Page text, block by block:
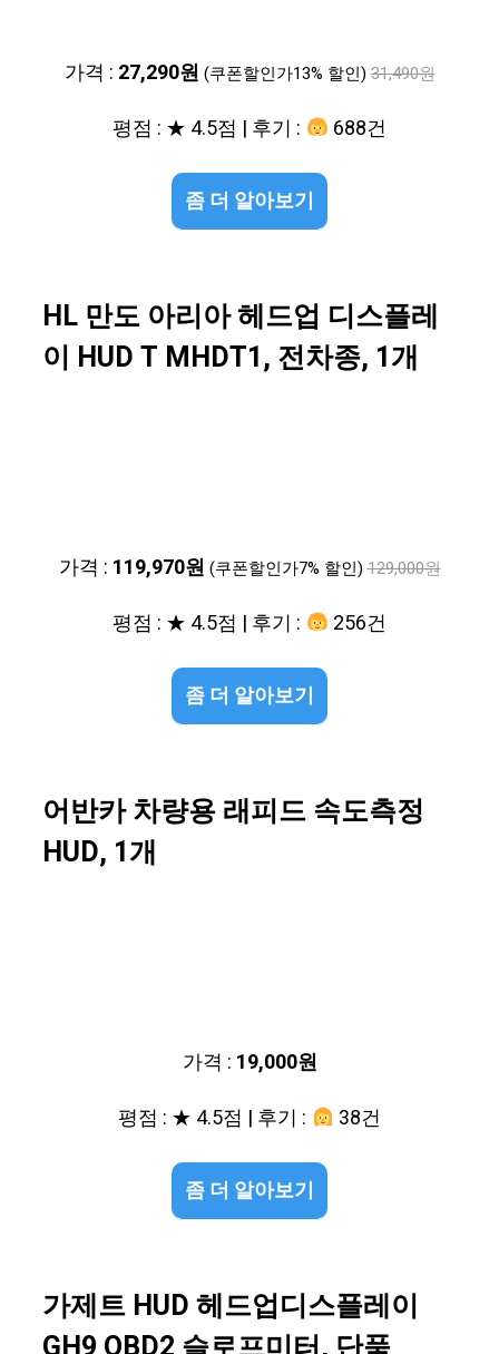
가격 : 27,290원 (쿠폰할인가13% 할인) 31,490원
평점 : ★ 4.5점 | 후기 : 688건
좀 더 알아보기
HL 만도 아리아 헤드업 디스플레
이 HUD T MHDT1, 전차종, 1개
가격 : 119,970원 (쿠폰할인가7% 할인) 129,000원
평점 : ★ 4.5점 | 후기 : 256건
좀 더 알아보기
어반카 차량용 래피드 속도측정
HUD, 1개
가격 : 19,000원
평점 : ★ 4.5점 | 후기 :
38건
좀 더 알아보기
가제트 HUD 헤드업디스플레이